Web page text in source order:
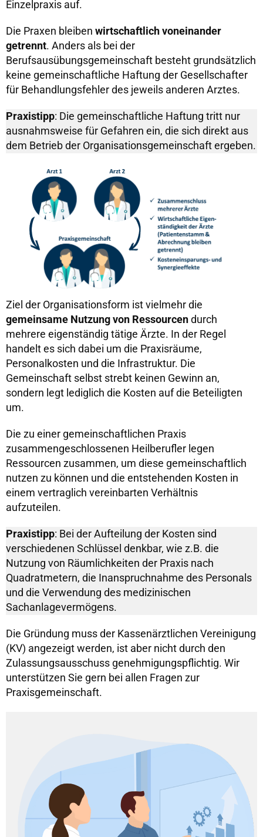
Einzelpraxis auf.
Die Praxen bleiben wirtschaftlich voneinander
getrennt. Anders als bei der
Berufsausübungsgemeinschaft besteht grundsätzlich
keine gemeinschaftliche Haftung der Gesellschafter
für Behandlungsfehler des jeweils anderen Arztes.
Praxistipp: Die gemeinschaftliche Haftung tritt nur
ausnahmsweise für Gefahren ein, die sich direkt aus
dem Betrieb der Organisationsgemeinschaft ergeben.
Ziel der Organisationsform ist vielmehr die
gemeinsame Nutzung von Ressourcen durch
mehrere eigenständig tätige Ärzte. In der Regel
handelt es sich dabei um die Praxisräume,
Personalkosten und die Infrastruktur. Die
Gemeinschaft selbst strebt keinen Gewinn an,
sondern legt lediglich die Kosten auf die Beteiligten
um.
Die zu einer gemeinschaftlichen Praxis
zusammengeschlossenen Heilberufler legen
Ressourcen zusammen, um diese gemeinschaftlich
nutzen zu können und die entstehenden Kosten in
einem vertraglich vereinbarten Verhältnis
aufzuteilen.
Praxistipp: Bei der Aufteilung der Kosten sind
verschiedenen Schlüssel denkbar, wie z.B. die
Nutzung von Räumlichkeiten der Praxis nach
Quadratmetern, die Inanspruchnahme des Personals
und die Verwendung des medizinischen
Sachanlagevermögens.
Die Gründung muss der Kassenärztlichen Vereinigung
(KV) angezeigt werden, ist aber nicht durch den
Zulassungsausschuss genehmigungspflichtig. Wir
unterstützen Sie gern bei allen Fragen zur
Praxisgemeinschaft.